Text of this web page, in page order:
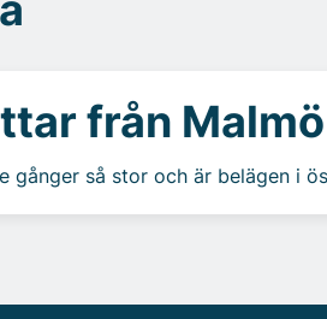
från
gånger så stor och är belägen i